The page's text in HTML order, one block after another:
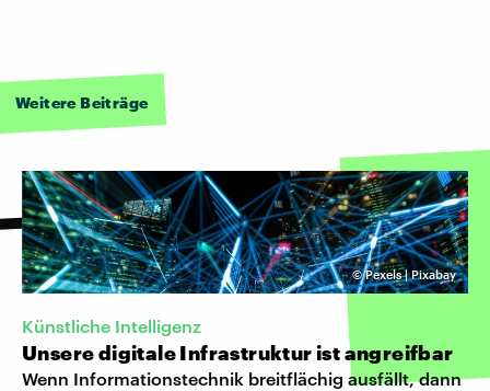
Weitere Beiträge
©Pexels | Pixabay
Künstliche Intelligenz
Unsere digitale Infrastruktur ist angreifbar
Wenn Informationstechnik breitflächig ausfällt, dann